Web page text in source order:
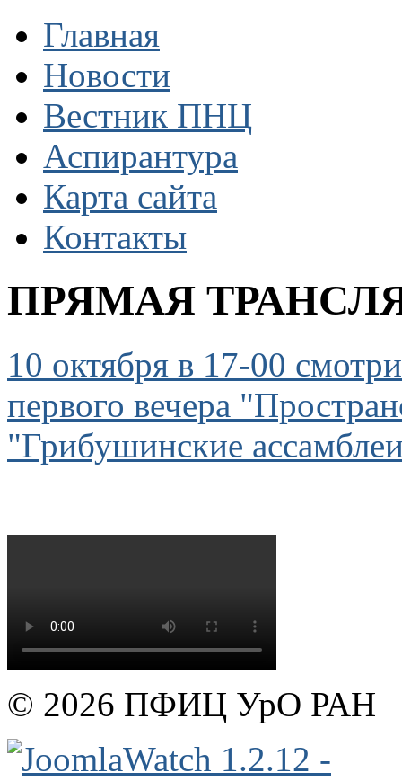
Главная
Новости
Вестник ПНЦ
Аспирантура
Карта сайта
Контакты
ПРЯМАЯ
10 октября в 17-00
первого вечера
"Грибушинские
© 2026 ПФИЦ УрО РАН